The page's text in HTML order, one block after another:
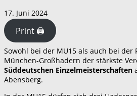
17. Juni 2024
Print 🖨
Sowohl bei der MU15 als auch bei der
München-Großhadern der stärkste
Süddeutschen Einzelmeisterschaften
Abensberg.